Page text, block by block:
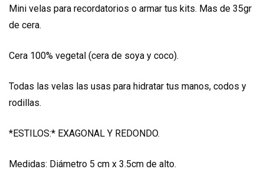
Mini velas para recordatorios o armar tus kits. Mas de 35gr
de cera.
Cera 100% vegetal (cera de soya y coco).
Todas las velas las usas para hidratar tus manos, codos y
rodillas.
*ESTILOS:* EXAGONAL Y REDONDO.
Medidas: Diámetro 5 cm x 3.5cm de alto.